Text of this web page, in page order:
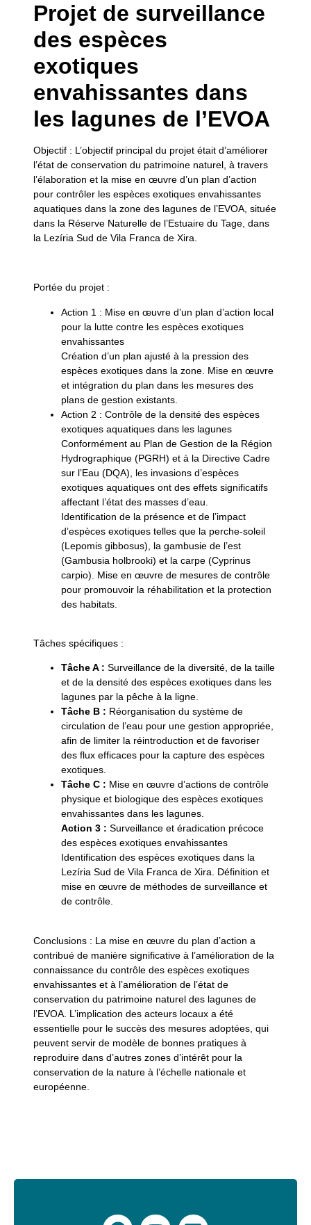
Projet de surveillance
des espèces
exotiques
envahissantes dans
les lagunes de l’EVOA
Objectif : L’objectif principal du projet était d’améliorer
l’état de conservation du patrimoine naturel, à travers
l’élaboration et la mise en œuvre d’un plan d’action
pour contrôler les espèces exotiques envahissantes
aquatiques dans la zone des lagunes de l’EVOA, située
dans la Réserve Naturelle de l’Estuaire du Tage, dans
la Lezíria Sud de Vila Franca de Xira.
Portée du projet :
Action 1 : Mise en œuvre d’un plan d’action local
pour la lutte contre les espèces exotiques
envahissantes
Création d’un plan ajusté à la pression des
espèces exotiques dans la zone. Mise en œuvre
et intégration du plan dans les mesures des
plans de gestion existants.
Action 2 : Contrôle de la densité des espèces
exotiques aquatiques dans les lagunes
Conformément au Plan de Gestion de la Région
Hydrographique (PGRH) et à la Directive Cadre
sur l’Eau (DQA), les invasions d’espèces
exotiques aquatiques ont des effets significatifs
affectant l’état des masses d’eau.
Identification de la présence et de l’impact
d’espèces exotiques telles que la perche-soleil
(Lepomis gibbosus), la gambusie de l’est
(Gambusia holbrooki) et la carpe (Cyprinus
carpio). Mise en œuvre de mesures de contrôle
pour promouvoir la réhabilitation et la protection
des habitats.
Tâches spécifiques :
Tâche A : Surveillance de la diversité, de la taille
et de la densité des espèces exotiques dans les
lagunes par la pêche à la ligne.
Tâche B : Réorganisation du système de
circulation de l’eau pour une gestion appropriée,
afin de limiter la réintroduction et de favoriser
des flux efficaces pour la capture des espèces
exotiques.
Tâche C : Mise en œuvre d’actions de contrôle
physique et biologique des espèces exotiques
envahissantes dans les lagunes.
Action 3 : Surveillance et éradication précoce
des espèces exotiques envahissantes
Identification des espèces exotiques dans la
Lezíria Sud de Vila Franca de Xira. Définition et
mise en œuvre de méthodes de surveillance et
de contrôle.
Conclusions : La mise en œuvre du plan d’action a
contribué de manière significative à l’amélioration de la
connaissance du contrôle des espèces exotiques
envahissantes et à l’amélioration de l’état de
conservation du patrimoine naturel des lagunes de
l’EVOA. L’implication des acteurs locaux a été
essentielle pour le succès des mesures adoptées, qui
peuvent servir de modèle de bonnes pratiques à
reproduire dans d’autres zones d’intérêt pour la
conservation de la nature à l’échelle nationale et
européenne.